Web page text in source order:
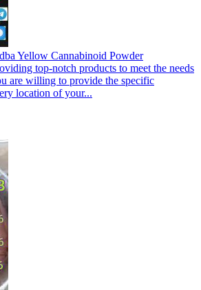
Yellow Cannabinoid Powder
top-notch products to meet the needs
are willing to provide the specific
location of your...